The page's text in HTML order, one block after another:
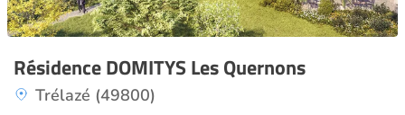
Résidence DOMITYS Les Quernons
Trélazé (49800)